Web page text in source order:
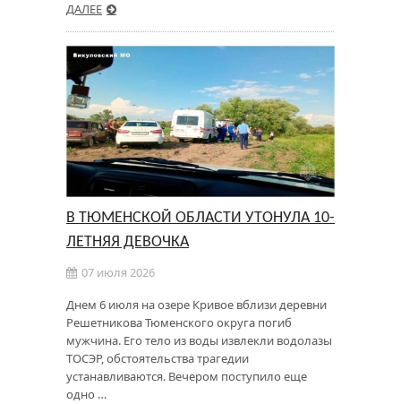
ДАЛЕЕ
В ТЮМЕНСКОЙ ОБЛАСТИ УТОНУЛА 10-
ЛЕТНЯЯ ДЕВОЧКА
07 июля 2026
Днем 6 июля на озере Кривое вблизи деревни
Решетникова Тюменского округа погиб
мужчина. Его тело из воды извлекли водолазы
ТОСЭР, обстоятельства трагедии
устанавливаются. Вечером поступило еще
одно …